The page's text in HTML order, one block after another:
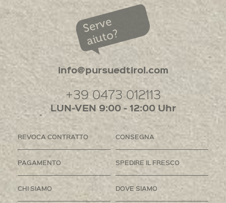
Serve
aiuto?
info@pursuedtirol.com
+39 0473 012113
LUN-VEN 9:00 - 12:00 Uhr
REVOCA CONTRATTO CONSEGNA
PAGAMENTO SPEDIRE IL FRESCO
CHI SIAMO DOVE SIAMO